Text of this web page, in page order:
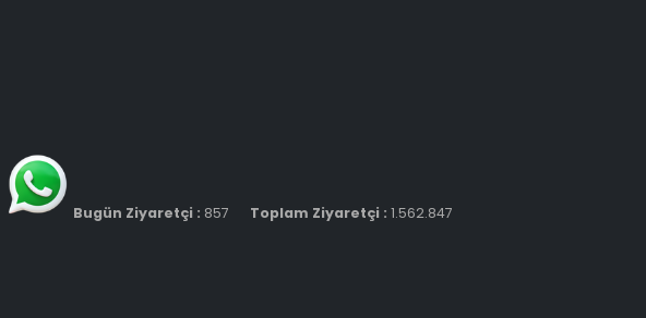
Bugün Ziyaretçi : 857 Toplam Ziyaretçi :1.562.847